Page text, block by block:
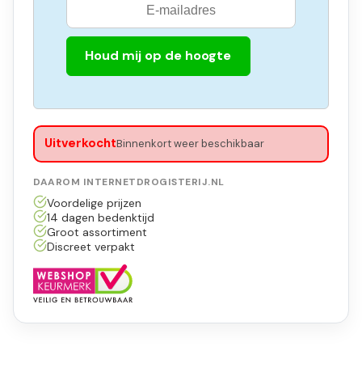
Houd mij op de hoogte
UitverkochtBinnenkort weer beschikbaar
DAAROM INTERNETDROGISTERIJ.NL
Voordelige prijzen
14 dagen bedenktijd
Groot assortiment
Discreet verpakt